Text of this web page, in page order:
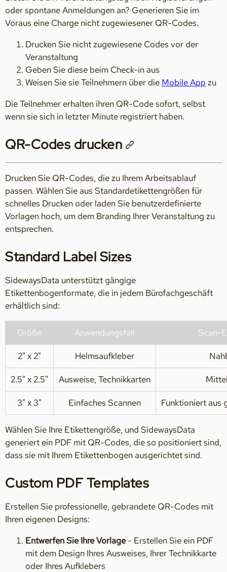
oder spontane Anmeldungen an? Generieren Sie im
Voraus eine Charge nicht zugewiesener QR-Codes.
Drucken Sie nicht zugewiesene Codes vor der
Veranstaltung
Geben Sie diese beim Check-in aus
Weisen Sie sie Teilnehmern über die Mobile App zu
Die Teilnehmer erhalten ihren QR-Code sofort, selbst
wenn sie sich in letzter Minute registriert haben.
QR-Codes drucken
Drucken Sie QR-Codes, die zu Ihrem Arbeitsablauf
passen. Wählen Sie aus Standardetikettengrößen für
schnelles Drucken oder laden Sie benutzerdefinierte
Vorlagen hoch, um dem Branding Ihrer Veranstaltung zu
entsprechen.
Standard Label Sizes
SidewaysData unterstützt gängige
Etikettenbogenformate, die in jedem Bürofachgeschäft
erhältlich sind:
Größe Anwendungsfall Scan-
2" x 2" Helmsaufkleber
2.5" x 2.5" Ausweise, Technikkarten
3" x 3" Einfaches Scannen Funktioniert aus
Wählen Sie Ihre Etikettengröße, und SidewaysData
generiert ein PDF mit QR-Codes, die so positioniert sind,
dass sie mit Ihrem Etikettenbogen ausgerichtet sind.
Custom PDF Templates
Erstellen Sie professionelle, gebrandete QR-Codes mit
Ihren eigenen Designs:
Entwerfen Sie Ihre Vorlage- Erstellen Sie ein PDF
mit dem Design Ihres Ausweises, Ihrer Technikkarte
oder Ihres Aufklebers